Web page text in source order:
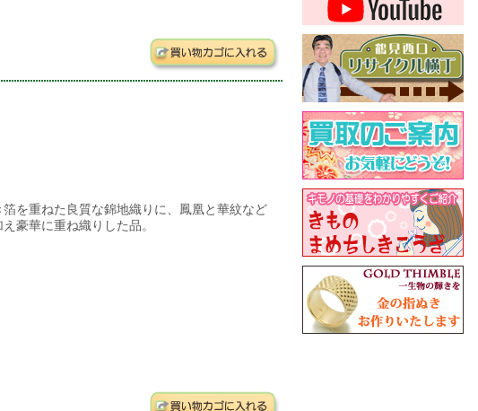
を重ねた良質な錦地織りに、鳳凰と華紋など
豪華に重ね織りした品。